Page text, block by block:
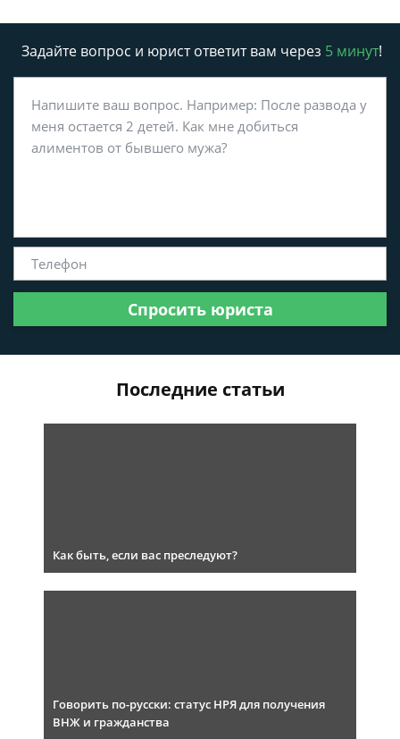
Задайте вопрос и юрист ответит вам через 5 минут!
Спросить юриста
Последние статьи
Как быть, если вас преследуют?
Говорить по-русски: статус НРЯ для получения
ВНЖ и гражданства